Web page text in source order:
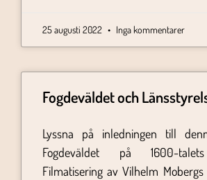
25 augusti 2022 Inga kommentarer
Fogdeväldet och
Lyssna på inledningen till
Fogdeväldet på 1600-
Filmatisering av Vilhelm